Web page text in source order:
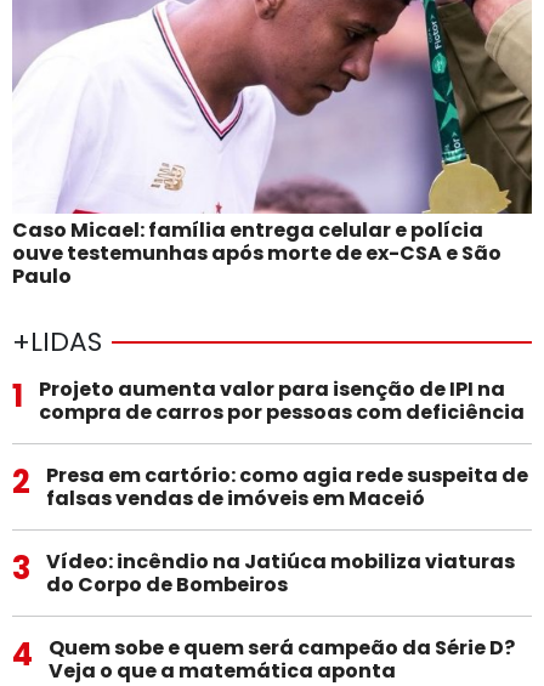
Caso Micael: família entrega celular e polícia
ouve testemunhas após morte de ex-CSA e São
Paulo
+LIDAS
1
Projeto aumenta valor para isenção de IPI na
compra de carros por pessoas com deficiência
2
Presa em cartório: como agia rede suspeita de
falsas vendas de imóveis em Maceió
3
Vídeo: incêndio na Jatiúca mobiliza viaturas
do Corpo de Bombeiros
4
Quem sobe e quem será campeão da Série D?
Veja o que a matemática aponta